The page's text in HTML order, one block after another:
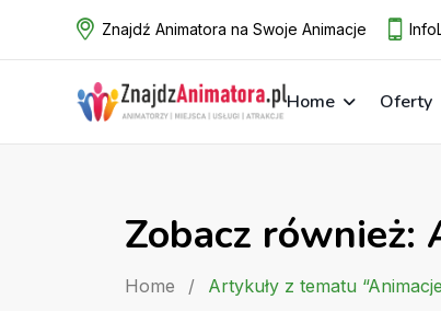
Znajdź Animatora na Swoje Animacje
Home Oferty
Zobacz również:
Home / Artykuły z tematu